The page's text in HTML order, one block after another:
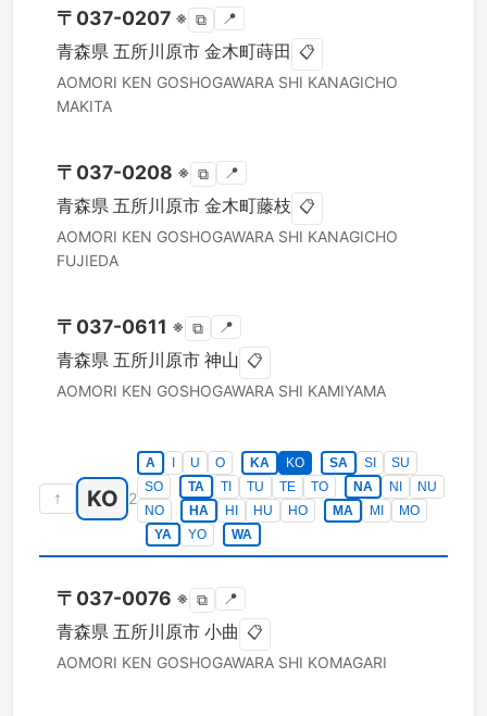
〒 037-0207 ※ ⧉ 📍
青森県 五所川原市 金木町蒔田 📋
AOMORI KEN GOSHOGAWARA SHI KANAGICHO
MAKITA
〒 037-0208 ※ ⧉ 📍
青森県 五所川原市 金木町藤枝 📋
AOMORI KEN GOSHOGAWARA SHI KANAGICHO
FUJIEDA
〒 037-0611 ※ ⧉ 📍
青森県 五所川原市 神山 📋
AOMORI KEN GOSHOGAWARA SHI KAMIYAMA
↑ KO 2
A U O KA KO SA SI
SU
SO
TA TI TU TE TO NA NI
NU
NO
HA HI HU HO MA MI
MO
YA
YO WA
〒 037-0076 ※ ⧉ 📍
青森県 五所川原市 小曲 📋
AOMORI KEN GOSHOGAWARA SHI KOMAGARI